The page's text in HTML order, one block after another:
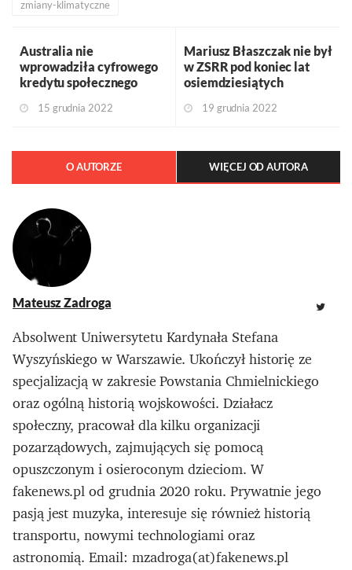
zmiany-klimatyczne
Australia nie
wprowadziła cyfrowego
kredytu społecznego
15 grudnia 2022
Mariusz Błaszczak nie był
w ZSRR pod koniec lat
osiemdziesiątych
19 grudnia 2022
O AUTORZE WIĘCEJ OD AUTORA
Mateusz Zadroga
Absolwent Uniwersytetu Kardynała Stefana
Wyszyńskiego w Warszawie. Ukończył historię ze
specjalizacją w zakresie Powstania Chmielnickiego
oraz ogólną historią wojskowości. Działacz
społeczny, pracował dla kilku organizacji
pozarządowych, zajmujących się pomocą
opuszczonym i osieroconym dzieciom. W
fakenews.pl od grudnia 2020 roku. Prywatnie jego
pasją jest muzyka, interesuje się również historią
transportu, nowymi technologiami oraz
astronomią. Email: mzadroga(at)fakenews.pl